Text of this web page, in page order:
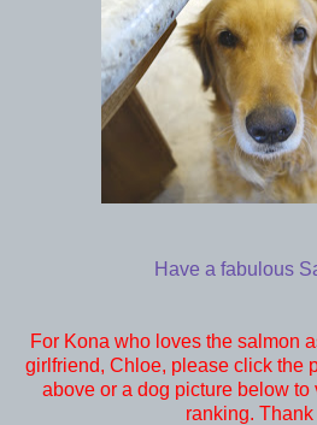
Have a fabulous
For Kona who loves the salmon
girlfriend, Chloe, please click the
above or a dog picture below to
ranking. Thank